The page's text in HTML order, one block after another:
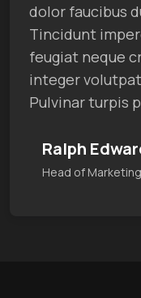
dolor faucibus
Tincidunt
feugiat neque
integer
Pulvinar turpis
Ralph
Head of Marketing